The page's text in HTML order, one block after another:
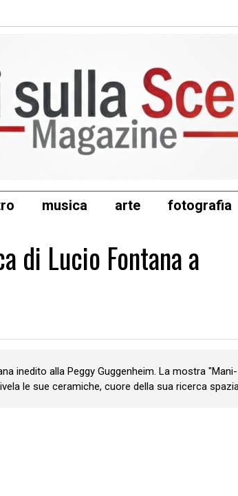
musica arte fotografia
di Lucio Fontana a
inedito alla Peggy Guggenheim. La mostra "Mani-
le sue ceramiche, cuore della sua ricerca